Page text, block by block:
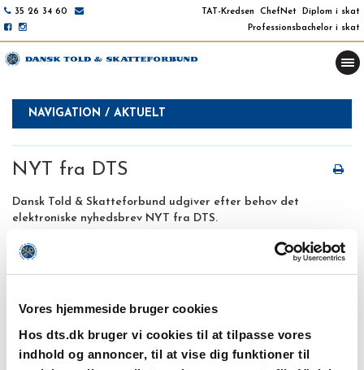
Vores hjemmeside bruger cookies
Hos dts.dk bruger vi cookies til at tilpasse vores
indhold og annoncer, til at vise dig funktioner til
35 26 34 60 TAT-Kredsen ChefNet
Diplom i skat
Professionsbachelor i skat
NAVIGATION / AKTUELT
NYT fra DTS
Dansk Told & Skatteforbund udgiver efter behov det
elektroniske nyhedsbrev NYT fra DTS.
Du kan få en mail, når der udsendes et NYT fra DTS, hvis du
tilmelder dig
NYT fra DTS nr. 19/2022
NYT fra DTS nr. 18/2022